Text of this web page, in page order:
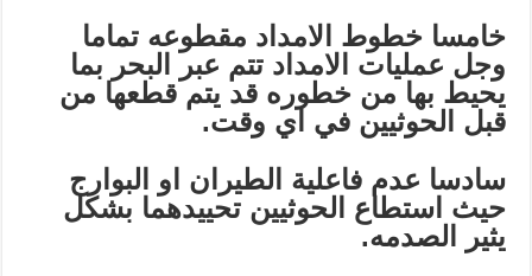
خامسا خطوط الامداد مقطوعه تماما
وجل عمليات الامداد تتم عبر البحر بما
يحيط بها من خطوره قد يتم قطعها من
قبل الحوثيين في اي وقت.
سادسا عدم فاعلية الطيران او البوارج
حيث استطاع الحوثيين تحييدهما بشكل
يثير الصدمه.